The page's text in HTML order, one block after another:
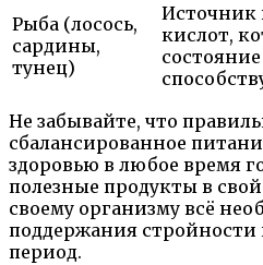
Рыба (лосось,
сардины,
тунец)
Источник
кислот,
Не забывайте, что
сбалансированное
здоровью в любое время
полезные продукты в
своему организму всё
поддержания
период.